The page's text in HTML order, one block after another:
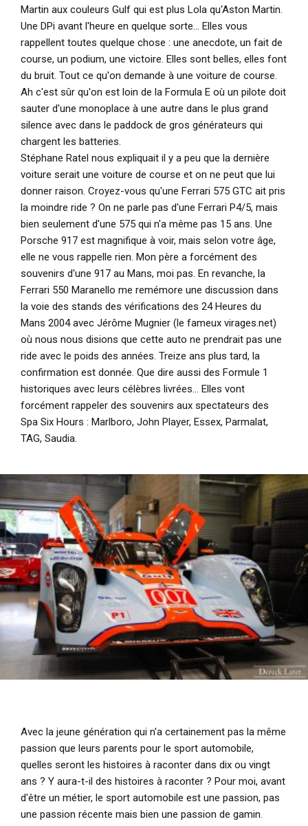
Martin aux couleurs Gulf qui est plus Lola qu'Aston Martin.
Une DPi avant l'heure en quelque sorte... Elles vous
rappellent toutes quelque chose : une anecdote, un fait de
course, un podium, une victoire. Elles sont belles, elles font
du bruit. Tout ce qu'on demande à une voiture de course.
Ah c'est sûr qu'on est loin de la Formula E où un pilote doit
sauter d'une monoplace à une autre dans le plus grand
silence avec dans le paddock de gros générateurs qui
chargent les batteries.
Stéphane Ratel nous expliquait il y a peu que la dernière
voiture serait une voiture de course et on ne peut que lui
donner raison. Croyez-vous qu'une Ferrari 575 GTC ait pris
la moindre ride ? On ne parle pas d'une Ferrari P4/5, mais
bien seulement d'une 575 qui n'a même pas 15 ans. Une
Porsche 917 est magnifique à voir, mais selon votre âge,
elle ne vous rappelle rien. Mon père a forcément des
souvenirs d'une 917 au Mans, moi pas. En revanche, la
Ferrari 550 Maranello me remémore une discussion dans
la voie des stands des vérifications des 24 Heures du
Mans 2004 avec Jérôme Mugnier (le fameux virages.net)
où nous nous disions que cette auto ne prendrait pas une
ride avec le poids des années. Treize ans plus tard, la
confirmation est donnée. Que dire aussi des Formule 1
historiques avec leurs célèbres livrées... Elles vont
forcément rappeler des souvenirs aux spectateurs des
Spa Six Hours : Marlboro, John Player, Essex, Parmalat,
TAG, Saudia.
Avec la jeune génération qui n'a certainement pas la même
passion que leurs parents pour le sport automobile,
quelles seront les histoires à raconter dans dix ou vingt
ans ? Y aura-t-il des histoires à raconter ? Pour moi, avant
d'être un métier, le sport automobile est une passion, pas
une passion récente mais bien une passion de gamin.